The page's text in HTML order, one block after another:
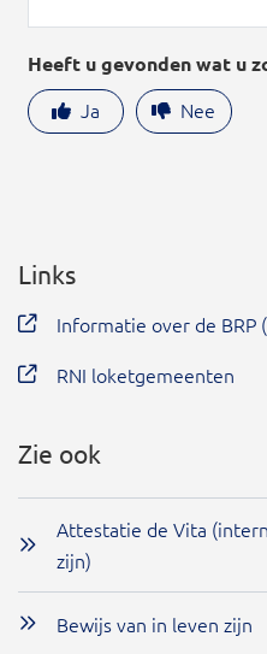
Heeft u gevonden wat u
Ja Nee
Links
Informatie over de BRP
RNI loketgemeenten
Zie ook
Attestatie de Vita
zijn)
Bewijs van in leven zijn